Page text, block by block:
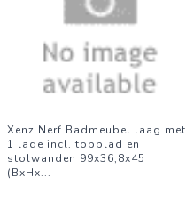
Xenz Nerf Badmeubel laag met
1 lade incl. topblad en
stolwanden 99x36,8x45
(BxHx...